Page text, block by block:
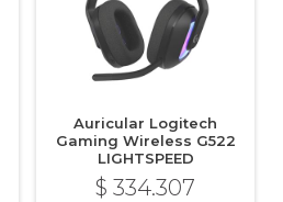
Auricular Logitech
Gaming Wireless G522
LIGHTSPEED
$ 334.307